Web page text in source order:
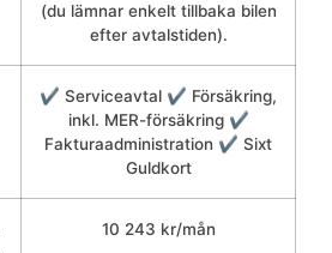
(du lämnar enkelt tillbaka bilen
efter avtalstiden).
✔ Serviceavtal ✔ Försäkring,
inkl. MER-försäkring ✔
Fakturaadministration ✔ Sixt
Guldkort
10 243 kr/mån